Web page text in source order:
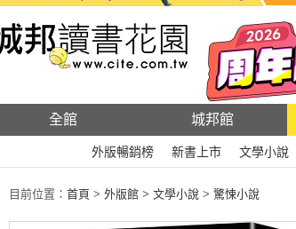
全館 城邦館
外版暢銷榜 新書上市 文學小說
目前位置： 首頁 > 外版館 > 文學小說 > 驚悚小說